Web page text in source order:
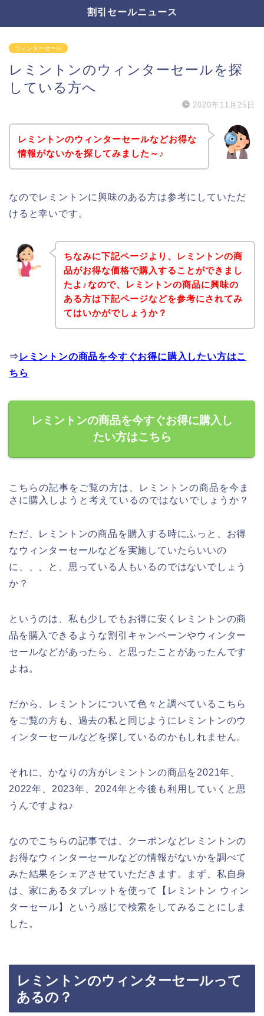
割引セールニュース
ウィンターセール
レミントンのウィンターセールを探
している方へ
2020年11月25日
レミントンのウィンターセールなどお得な
情報がないかを探してみました～♪
なのでレミントンに興味のある方は参考にしていただ
けると幸いです。
ちなみに下記ページより、レミントンの商
品がお得な価格で購入することができまし
たよ♪なので、レミントンの商品に興味の
ある方は下記ページなどを参考にされてみ
てはいかがでしょうか？
⇒ レミントンの商品を今すぐお得に購入したい方はこ
ちら
レミントンの商品を今すぐお得に購入し
たい方はこちら
こちらの記事をご覧の方は、レミントンの商品を今ま
さに購入しようと考えているのではないでしょうか？
ただ、レミントンの商品を購入する時にふっと、お得
なウィンターセールなどを実施していたらいいの
に、、、と、思っている人もいるのではないでしょう
か？
というのは、私も少しでもお得に安くレミントンの商
品を購入できるような割引キャンペーンやウィンター
セールなどがあったら、と思ったことがあったんです
よね。
だから、レミントンについて色々と調べているこちら
をご覧の方も、過去の私と同じようにレミントンのウ
ィンターセールなどを探しているのかもしれません。
それに、かなりの方がレミントンの商品を2021年、
2022年、2023年、2024年と今後も利用していくと思
うんですよね♪
なのでこちらの記事では、クーポンなどレミントンの
お得なウィンターセールなどの情報がないかを調べて
みた結果をシェアさせていただきます。まず、私自身
は、家にあるタブレットを使って【レミントン ウィン
ターセール】という感じで検索をしてみることにしま
した。
レミントンのウィンターセールって
あるの？